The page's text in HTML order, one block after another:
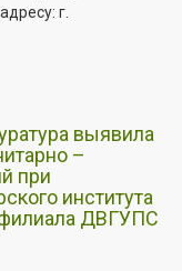
г.
выявила
–
при
института
ДВГУПС